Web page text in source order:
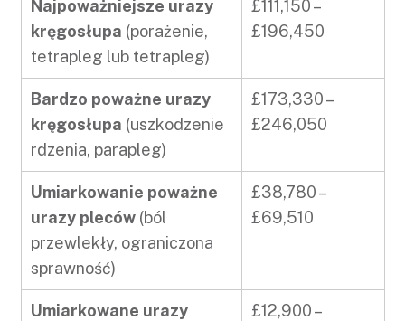
Najpoważniejsze urazy
kręgosłupa (porażenie,
tetrapleg lub tetrapleg)
£111,150 –
£196,450
Bardzo poważne urazy
kręgosłupa (uszkodzenie
rdzenia, parapleg)
£173,330 –
£246,050
Umiarkowanie poważne
urazy pleców(ból
przewlekły, ograniczona
sprawność)
£38,780 –
£69,510
Umiarkowane urazy
£12,900 –